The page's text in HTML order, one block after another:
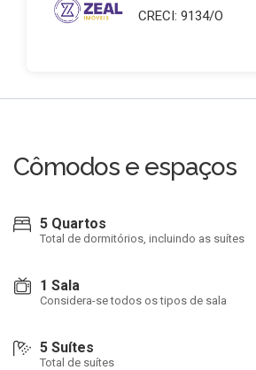
CRECI: 9134/O
Cômodos e espaços
5 Quartos
Total de dormitórios, incluindo as suítes
1 Sala
Considera-se todos os tipos de sala
5 Suítes
Total de suítes